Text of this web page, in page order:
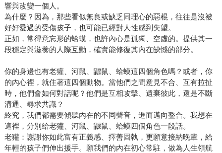
響與改變一個人。
為什麼？因為，那些看似無良或缺乏同理心的惡棍，往往是沒被
好好愛過的受傷孩子，也可能已經對人性感到失望。
正如，常得意忘形的蛤蟆，也許內心是孤獨、空虛的。提供其一
段穩定與滋養的人際互動，確實能修復其內在缺憾的部分。
你的身邊也有老獾、河鼠、鼴鼠、蛤蟆這四個角色嗎？或者，你
的內心裡，就住著這四個動物。當他們之間意見不合、互有拉扯
時，他們會如何對話呢？他們是互相攻擊、遺棄彼此，還是不斷
溝通、尋求共識？
終究，我們都需要傾聽內在的不同聲音，進而邁向整合。我想在
這裡，分別給老獾、河鼠、鼴鼠、蛤蟆四個角色一段話。
老獾：謝謝你如此富有正義感、擇善固執，更願意接納晚輩，給
年輕的孩子們伸出援手。願我們的內在初心常駐，做為人生領航